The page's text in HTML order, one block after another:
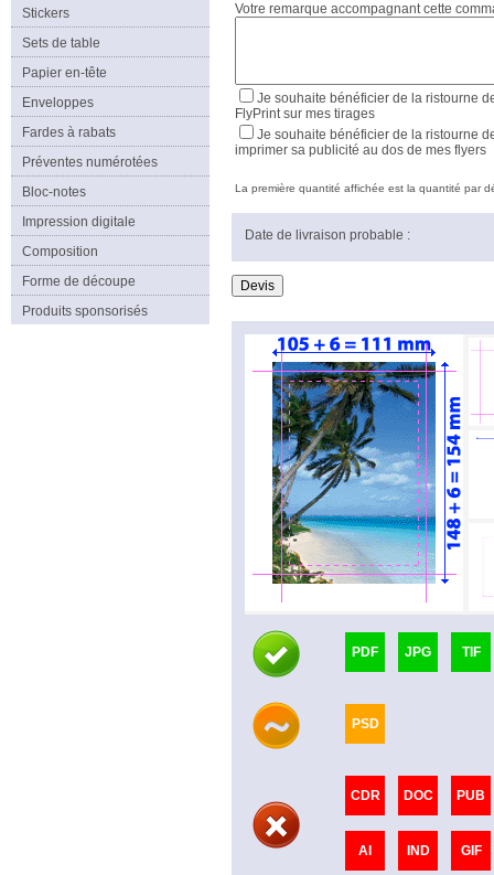
Stickers
Sets de table
Papier en-tête
Enveloppes
Fardes à rabats
Préventes numérotées
Bloc-notes
Impression digitale
Composition
Forme de découpe
Produits sponsorisés
Votre remarque accompagnant cette
Je souhaite bénéficier de la ristourne
FlyPrint sur mes tirages
Je souhaite bénéficier de la ristourne
imprimer sa publicité au dos de mes flyers
La première quantité affichée est la quantité par
Date de livraison probable :
PDF JPG TIF
PSD
CDR DOC PUB
AI IND GIF